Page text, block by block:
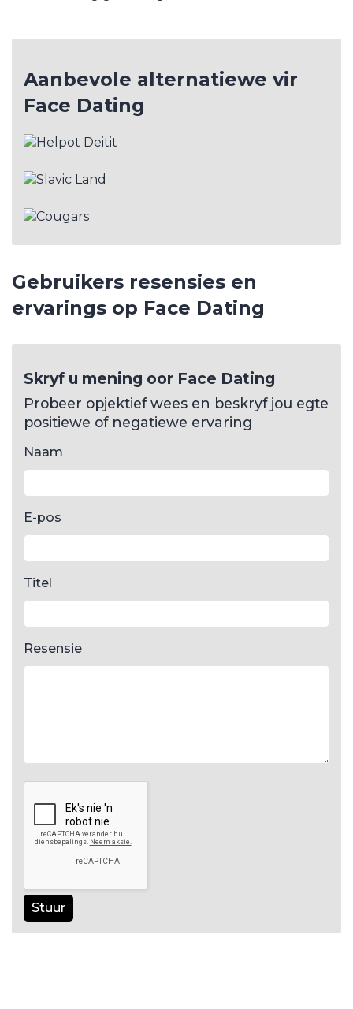
Aanbevole alternatiewe vir
Face Dating
Gebruikers resensies en
ervarings op Face Dating
Skryf u mening oor Face Dating
Probeer opjektief wees en beskryf jou egte
positiewe of negatiewe ervaring
Naam
E-pos
Titel
Resensie
Stuur